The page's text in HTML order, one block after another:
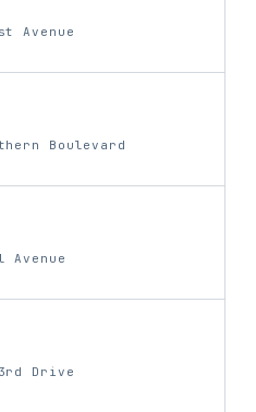
Avenue
Boulevard
Avenue
Drive